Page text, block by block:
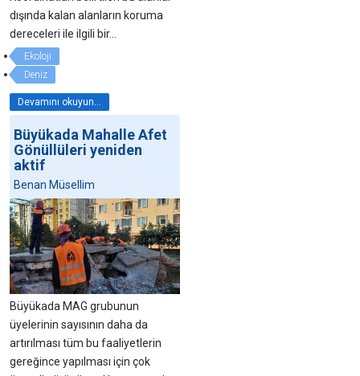
dışında kalan alanların koruma
dereceleri ile ilgili bir…
Ekoloji
Deniz
Devamını okuyun...
Büyükada Mahalle Afet
Gönüllüleri yeniden
aktif
Benan Müsellim
Büyükada MAG grubunun
üyelerinin sayısının daha da
artırılması tüm bu faaliyetlerin
gereğince yapılması için çok